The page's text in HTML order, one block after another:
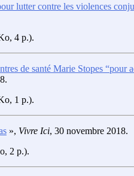
lutter contre les violences
4 p.).
de santé Marie Stopes “pour
1 p.).
», Vivre Ici, 30 novembre 2018.
2 p.).